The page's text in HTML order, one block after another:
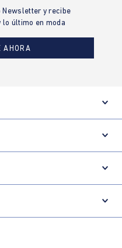
Newsletter y recibe
último en moda
AHORA